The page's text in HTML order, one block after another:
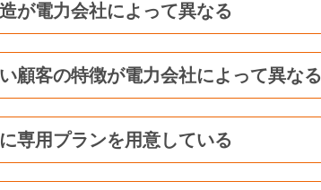
が電力会社によって異なる
顧客の特徴が電力会社によって異なる
専用プランを用意している